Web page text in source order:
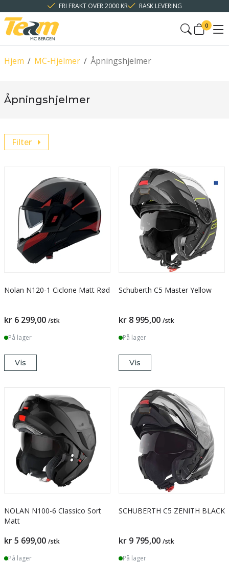
FRI FRAKT OVER 2000 KR RASK LEVERING
0
/
Hjem /
MC-Hjelmer Åpningshjelmer
Åpningshjelmer
Filter
Nolan N120-1 Ciclone Matt Rød
kr 6 299,00 /stk
På lager
Vis
Schuberth C5 Master Yellow
kr 8 995,00 /stk
På lager
Vis
NOLAN N100-6 Classico Sort
Matt
kr 5 699,00 /stk
På lager
SCHUBERTH C5 ZENITH BLACK
kr 9 795,00 /stk
På lager